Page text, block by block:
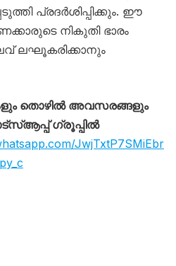
പ്രദർശിപ്പിക്കും. ഈ
നികുതി ഭാരം
ലഘൂകരിക്കാനും
തൊഴിൽ അവസരങ്ങളും
ഗ്രൂപ്പിൽ
JwjTxtP7SMiEbr